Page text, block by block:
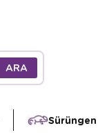
Sürüngen